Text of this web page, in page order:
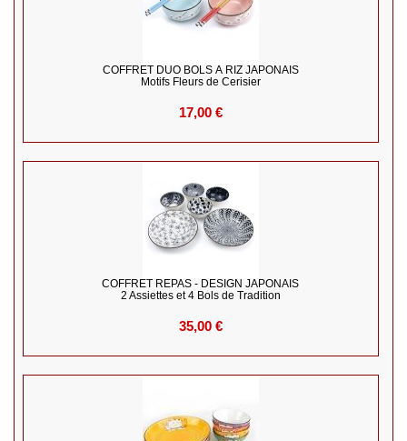
COFFRET DUO BOLS À RIZ JAPONAIS
Motifs Fleurs de Cerisier
17,00 €
COFFRET REPAS - DESIGN JAPONAIS
2 Assiettes et 4 Bols de Tradition
35,00 €